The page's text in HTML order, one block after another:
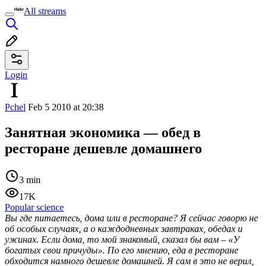
All streams
Login
Pchel Feb 5 2010 at 20:38
Занятная экономика — обед в
ресторане дешевле домашнего
3 min
17K
Popular science
Вы где питаетесь, дома или в ресторане? Я сейчас говорю не
об особых случаях, а о каждодневных завтраках, обедах и
ужинах. Если дома, то мой знакомый, сказал бы вам – «У
богатых свои причуды». По его мнению, еда в ресторане
обходится намного дешевле домашней. Я сам в это не верил,